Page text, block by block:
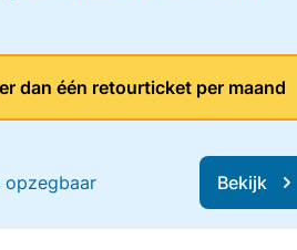
dan één retourticket per maand
opzegbaar Bekijk